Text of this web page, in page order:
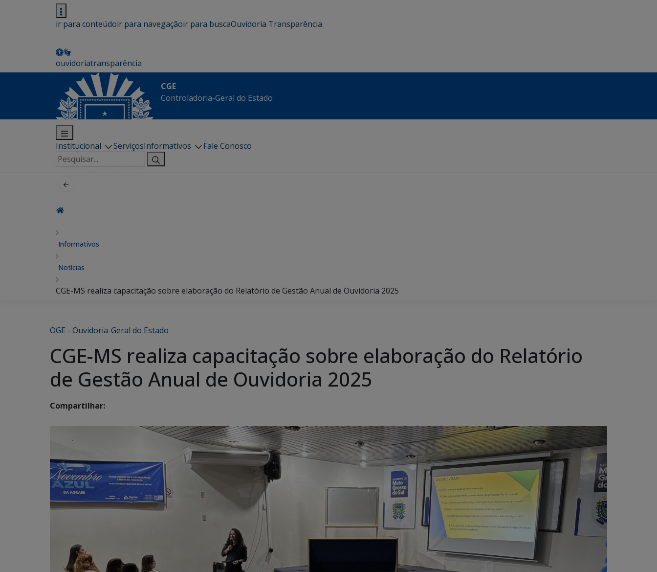
ir para conteúdoir para navegaçãoir para buscaOuvidoria Transparência
ouvidoriatransparência
CGE
Controladoria-Geral do Estado
Institucional ServiçosInformativos
Fale Conosco
Pesquisar
por:
Informativos
Notícias
CGE-MS realiza capacitação sobre elaboração do Relatório de Gestão Anual de Ouvidoria 2025
OGE - Ouvidoria-Geral do Estado
CGE-MS realiza capacitação sobre elaboração do Relatório
de Gestão Anual de Ouvidoria 2025
Compartilhar: